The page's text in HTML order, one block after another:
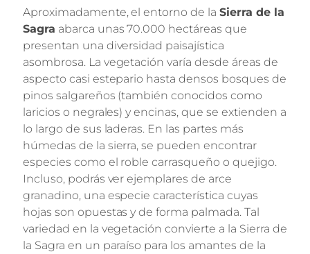
Aproximadamente, el entorno de la Sierra de la
Sagra abarca unas 70.000 hectáreas que
presentan una diversidad paisajística
asombrosa. La vegetación varía desde áreas de
aspecto casi estepario hasta densos bosques de
pinos salgareños (también conocidos como
laricios o negrales) y encinas, que se extienden a
lo largo de sus laderas. En las partes más
húmedas de la sierra, se pueden encontrar
especies como el roble carrasqueño o quejigo.
Incluso, podrás ver ejemplares de arce
granadino, una especie característica cuyas
hojas son opuestas y de forma palmada. Tal
variedad en la vegetación convierte a la Sierra de
la Sagra en un paraíso para los amantes de la